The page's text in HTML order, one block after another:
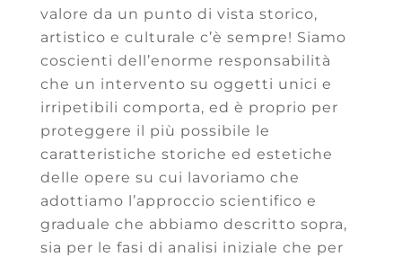
valore da un punto di vista storico,
artistico e culturale c’è sempre! Siamo
coscienti dell’enorme responsabilità
che un intervento su oggetti unici e
irripetibili comporta, ed è proprio per
proteggere il più possibile le
caratteristiche storiche ed estetiche
delle opere su cui lavoriamo che
adottiamo l’approccio scientifico e
graduale che abbiamo descritto sopra,
sia per le fasi di analisi iniziale che per